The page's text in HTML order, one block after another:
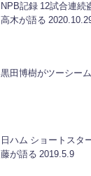
NPB記録 12試合連続
高木が語る
黒田博樹がツーシー
日ハム ショートスタ
藤が語る 2019.5.9